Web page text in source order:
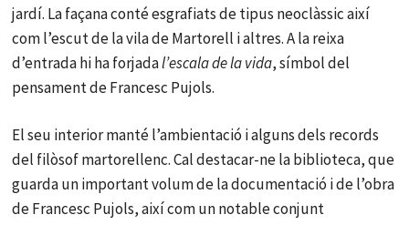
jardí. La façana conté esgrafiats de tipus neoclàssic així
com l’escut de la vila de Martorell i altres. A la reixa
d’entrada hi ha forjadal’escala de la vida, símbol del
pensament de Francesc Pujols.
El seu interior manté l’ambientació i alguns dels records
del filòsof martorellenc. Cal destacar-ne la biblioteca, que
guarda un important volum de la documentació i de l’obra
de Francesc Pujols, així com un notable conjunt